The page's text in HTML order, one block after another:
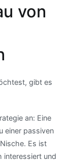
von
gibt es
an: Eine
einer passiven
Es ist
interessiert und